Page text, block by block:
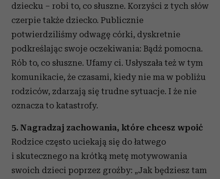
dziecku – robi to, co słuszne. Korzyści z tych słów
czerpie także dziecko. Publicznie
potwierdziliśmy odwagę córki, dyskretnie
podkreślając swoje oczekiwania: Bądź pomocna.
Rób to, co słuszne. Ufamy ci. Usłyszała też w tym
komunikacie, że czasami, kiedy nie ma w pobliżu
rodziców, zdarzają się trudne sytuacje. I że nie
oznacza to katastrofy.
5. Nagradzaj zachowania, które chcesz wpoić
Rodzice często uciekają się do łatwego
i skutecznego na krótką metę motywowania
swoich dzieci poprzez groźby: „Jak będziesz tam